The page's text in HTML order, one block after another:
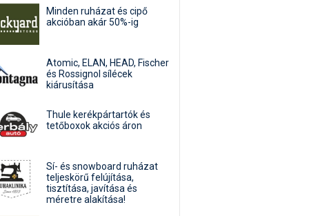
Minden ruházat és cipő
akcióban akár 50%-ig
Atomic, ELAN, HEAD, Fischer
és Rossignol sílécek
kiárusítása
Thule kerékpártartók és
tetőboxok akciós áron
Sí- és snowboard ruházat
teljeskörű felújítása,
tisztítása, javítása és
méretre alakítása!